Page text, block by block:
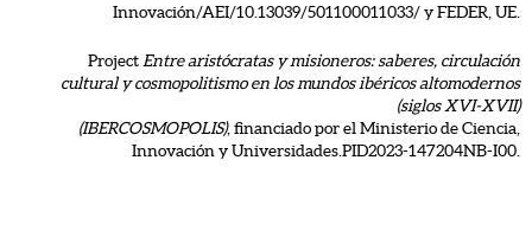
Innovación/AEI/10.13039/501100011033/ y FEDER, UE.
Project Entre aristócratas y misioneros: saberes, circulación
cultural y cosmopolitismo en los mundos ibéricos altomodernos
(siglos XVI-XVII)
(IBERCOSMOPOLIS), financiado por el Ministerio de Ciencia,
Innovación y Universidades.PID2023-147204NB-I00.